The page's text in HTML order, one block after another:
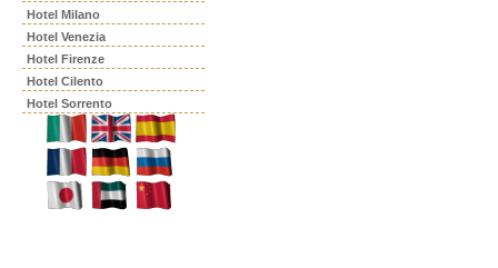
Hotel Milano
Hotel Venezia
Hotel Firenze
Hotel Cilento
Hotel Sorrento